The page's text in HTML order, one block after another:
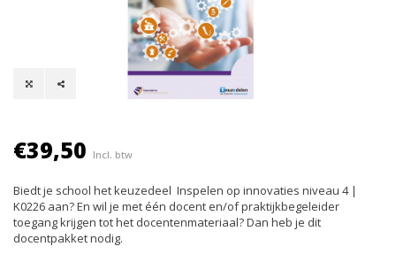
€39,50 Incl. btw
Biedt je school het keuzedeel Inspelen op innovaties niveau 4 |
K0226 aan? En wil je met één docent en/of praktijkbegeleider
toegang krijgen tot het docentenmateriaal? Dan heb je dit
docentpakket nodig.